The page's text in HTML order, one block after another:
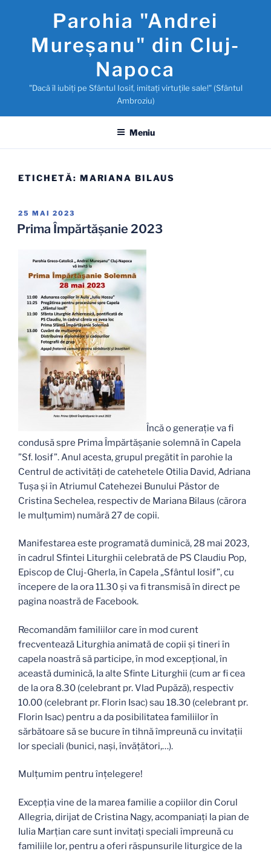
conținut
Parohia "Andrei
Mureşanu" din Cluj-
Napoca
"Dacă îl iubiţi pe Sfântul Iosif, imitaţi virtuţile sale!" (Sfântul
Ambroziu)
Meniu
ETICHETĂ: MARIANA BILAUS
PUBLICAT
PE
25 MAI 2023
Prima Împărtășanie 2023
Încă o generație va fi
condusă spre Prima Împărtășanie solemnă în Capela
”Sf. Iosif”. Anul acesta, grupul pregătit în parohie la
Centrul de activități de catehetele Otilia David, Adriana
Tușa și în Atriumul Catehezei Bunului Păstor de
Cristina Sechelea, respectiv de Mariana Bilaus (cărora
le mulțumim) numără 27 de copii.
Manifestarea este programată duminică, 28 mai 2023,
în cadrul Sfintei Liturghii celebrată de PS Claudiu Pop,
Episcop de Cluj-Gherla, în Capela „Sfântul Iosif”, cu
începere de la ora 11.30 și va fi transmisă în direct pe
pagina noastră de Facebook.
Recomandăm familiilor care în mod curent
frecventează Liturghia animată de copii și tineri în
capela noastră să participe, în mod excepțional, în
această duminică, la alte Sfinte Liturghii (cum ar fi cea
de la ora 8.30 (celebrant pr. Vlad Pupăză), respectiv
10.00 (celebrant pr. Florin Isac) sau 18.30 (celebrant pr.
Florin Isac) pentru a da posibilitatea familiilor în
sărbătoare să se bucure în tihnă împreună cu invitații
lor speciali (bunici, nași, învățători,…).
Mulțumim pentru înțelegere!
Excepția vine de la marea familie a copiilor din Corul
Allegria, dirijat de Cristina Nagy, acompaniați la pian de
Iulia Marțian care sunt invitați speciali împreună cu
familiile lor, pentru a oferi răspunsurile liturgice de la